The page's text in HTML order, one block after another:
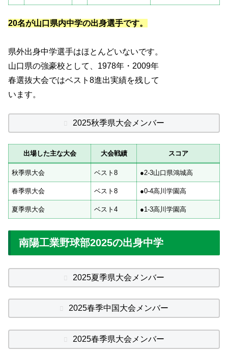
20名が山口県内中学の出身選手です。
県外出身中学選手はほとんどいないです。
山口県の強豪校として、1978年・2009年
春選抜大会ではベスト8進出実績を残して
います。
2025秋季県大会メンバー
出場した主な大会 大会戦績 スコア
秋季県大会 ベスト8 ●2-3山口県鴻城高
春季県大会 ベスト8 ●0-4高川学園高
夏季県大会 ベスト4 ●1-3高川学園高
南陽工業野球部2025の出身中学
2025夏季県大会メンバー
2025春季中国大会メンバー
2025春季県大会メンバー